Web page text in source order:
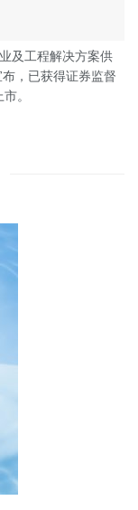
及工程解决方案供
，已获得证券监督
。